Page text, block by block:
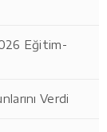
Eğitim-
Verdi